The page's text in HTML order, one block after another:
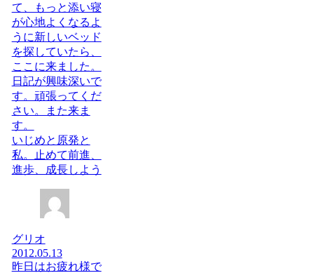
て、もっと添い寝
が心地よくなるよ
うに新しいベッド
を探していたら、
ここに来ました。
日記が興味深いで
す。頑張ってくだ
さい。また来ま
す。
いじめと原発と
私。止めて前進、
進歩、成長しよう
グリオ
2012.05.13
昨日はお疲れ様で